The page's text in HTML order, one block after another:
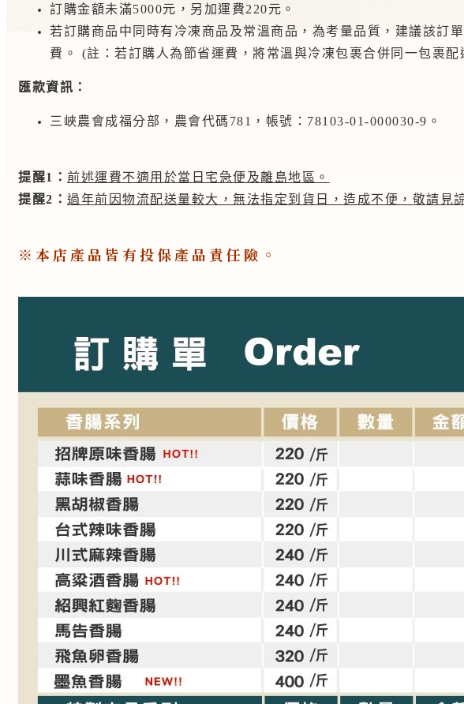
訂購金額未滿5000元，另加運費220元。
若訂購商品中同時有冷凍商品及常溫商品，為考量品質，建議該訂
費。 (註：若訂購人為節省運費，將常溫與冷凍包裹合併同一包裹
匯款資訊：
三峽農會成福分部，農會代碼781，帳號：78103-01-000030-9。
提醒1： 前述運費不適用於當日宅急便及離島地區。
提醒2： 過年前因物流配送量較大，無法指定到貨日，造成不便，敬請見
※本店產品皆有投保產品責任險。